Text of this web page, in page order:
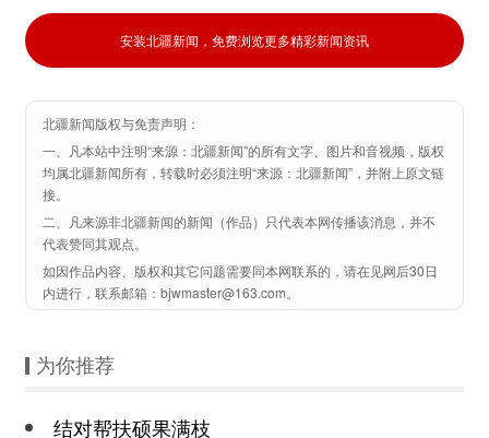
安装北疆新闻，免费浏览更多精彩新闻资讯
北疆新闻版权与免责声明：
一、凡本站中注明“来源：北疆新闻”的所有文字、图片和音视频，版权
均属北疆新闻所有，转载时必须注明“来源：北疆新闻”，并附上原文链
接。
二、凡来源非北疆新闻的新闻（作品）只代表本网传播该消息，并不
代表赞同其观点。
如因作品内容、版权和其它问题需要同本网联系的，请在见网后30日
内进行，联系邮箱：bjwmaster@163.com。
为你推荐
结对帮扶硕果满枝